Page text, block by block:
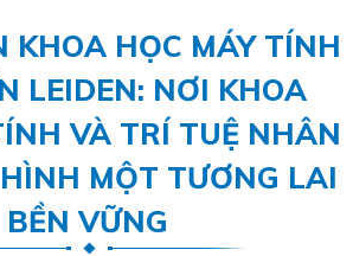
KHOA HỌC MÁY TÍNH
LEIDEN: NƠI KHOA
VÀ TRÍ TUỆ NHÂN
MỘT TƯƠNG LAI
BỀN VỮNG